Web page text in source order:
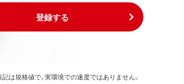
登録する
は規格値で、実環境での速度ではありません。